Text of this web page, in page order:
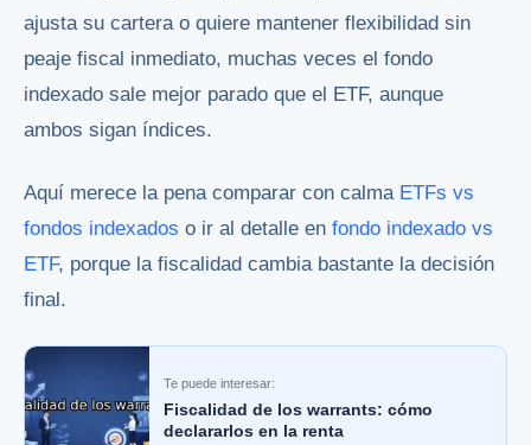
ajusta su cartera o quiere mantener flexibilidad sin
peaje fiscal inmediato, muchas veces el fondo
indexado sale mejor parado que el ETF, aunque
ambos sigan índices.
Aquí merece la pena comparar con calma ETFs vs
fondos indexados o ir al detalle en fondo indexado vs
ETF, porque la fiscalidad cambia bastante la decisión
final.
Te puede interesar:
Fiscalidad de los warrants: cómo
declararlos en la renta